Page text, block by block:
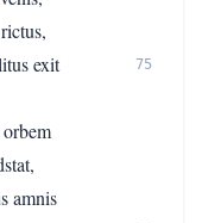
exit
75
amnis